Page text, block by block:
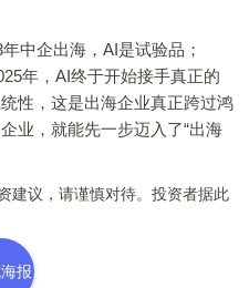
企出海，AI是试验品；
年，AI终于开始接手真正的
性，这是出海企业真正跨过鸿
业，就能先一步迈入了“出海
议，请谨慎对待。投资者据此
报